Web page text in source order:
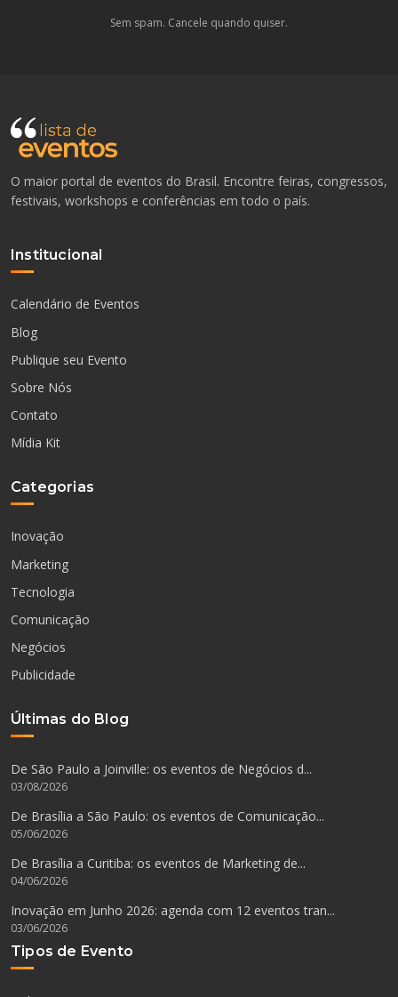
Sem spam. Cancele quando quiser.
O maior portal de eventos do Brasil. Encontre feiras, congressos,
festivais, workshops e conferências em todo o país.
Institucional
Calendário de Eventos
Blog
Publique seu Evento
Sobre Nós
Contato
Mídia Kit
Categorias
Inovação
Marketing
Tecnologia
Comunicação
Negócios
Publicidade
Últimas do Blog
De São Paulo a Joinville: os eventos de Negócios d...
03/08/2026
De Brasília a São Paulo: os eventos de Comunicação...
05/06/2026
De Brasília a Curitiba: os eventos de Marketing de...
04/06/2026
Inovação em Junho 2026: agenda com 12 eventos tran...
03/06/2026
Tipos de Evento